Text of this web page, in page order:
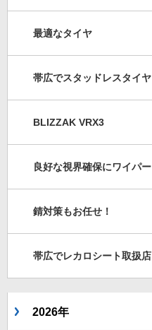
最適なタイヤ
帯広でスタッドレスタイヤ
BLIZZAK VRX3
良好な視界確保にワイパー
錆対策もお任せ！
帯広でレカロシート取扱店
2026年